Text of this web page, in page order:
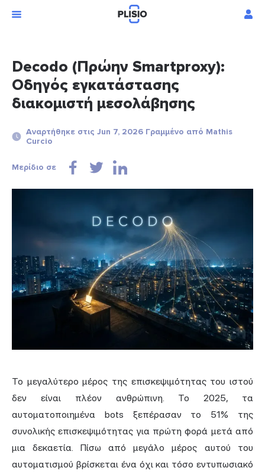
Decodo (Πρώην Smartproxy):
Οδηγός εγκατάστασης
διακομιστή μεσολάβησης
Αναρτήθηκε στις Jun 7, 2026 Γραμμένο από Mathis
Curcio
Μερίδιο σε
Το μεγαλύτερο μέρος της επισκεψιμότητας του ιστού
δεν είναι πλέον ανθρώπινη. Το 2025, τα
αυτοματοποιημένα bots ξεπέρασαν το 51% της
συνολικής επισκεψιμότητας για πρώτη φορά μετά από
μια δεκαετία. Πίσω από μεγάλο μέρος αυτού του
αυτοματισμού βρίσκεται ένα όχι και τόσο εντυπωσιακό